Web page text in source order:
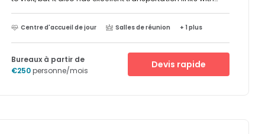
restaurants and cafés where you can enjoy your lunch or
take clients on meetings outside of the office. Or if you want
to spend your break shopping, the street Meir is only a short
walk away and has many shops to offer.
Centre d'accueil de jour Salles de réunion + 1 plus
Bureaux à partir de
€250personne/mois
Devis rapide